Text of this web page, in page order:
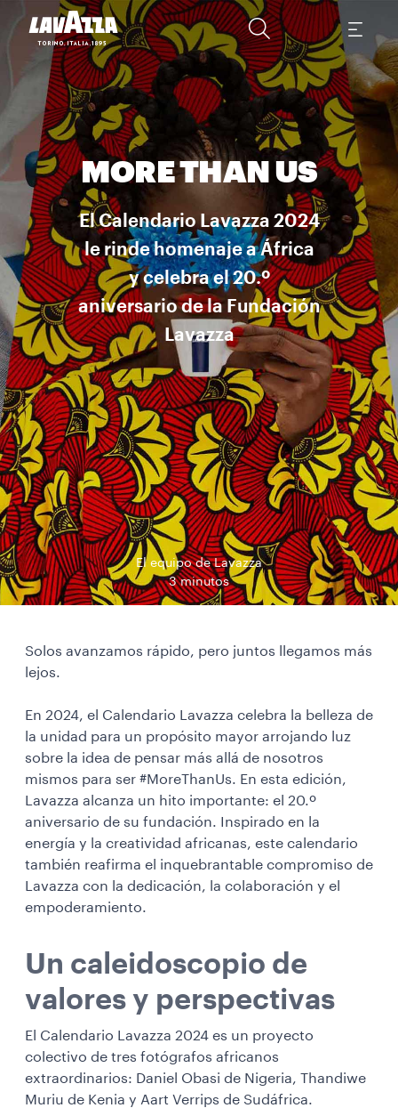
MORE THAN US
El Calendario Lavazza 2024
le rinde homenaje a África
y celebra el 20.º
aniversario de la Fundación
Lavazza
El equipo de Lavazza
3 minutos
Solos avanzamos rápido, pero juntos llegamos más
lejos.
En 2024, el Calendario Lavazza celebra la belleza de
la unidad para un propósito mayor arrojando luz
sobre la idea de pensar más allá de nosotros
mismos para ser #MoreThanUs. En esta edición,
Lavazza alcanza un hito importante: el 20.º
aniversario de su fundación. Inspirado en la
energía y la creatividad africanas, este calendario
también reafirma el inquebrantable compromiso de
Lavazza con la dedicación, la colaboración y el
empoderamiento.
Un caleidoscopio de
valores y perspectivas
El Calendario Lavazza 2024 es un proyecto
colectivo de tres fotógrafos africanos
extraordinarios: Daniel Obasi de Nigeria, Thandiwe
Muriu de Kenia y Aart Verrips de Sudáfrica.